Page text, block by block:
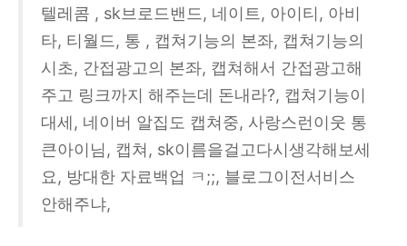
텔레콤 , sk브로드밴드, 네이트, 아이티, 아비
타, 티월드, 통 , 캡쳐기능의 본좌, 캡쳐기능의
시초, 간접광고의 본좌, 캡쳐해서 간접광고해
주고 링크까지 해주는데 돈내라?, 캡쳐기능이
대세, 네이버 알집도 캡쳐중, 사랑스런이웃 통
큰아이님, 캡쳐, sk이름을걸고다시생각해보세
요, 방대한 자료백업 ㅋ;;, 블로그이전서비스
안해주냐,